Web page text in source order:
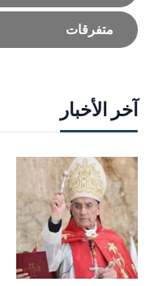
متفرقات
آخر الأخبار